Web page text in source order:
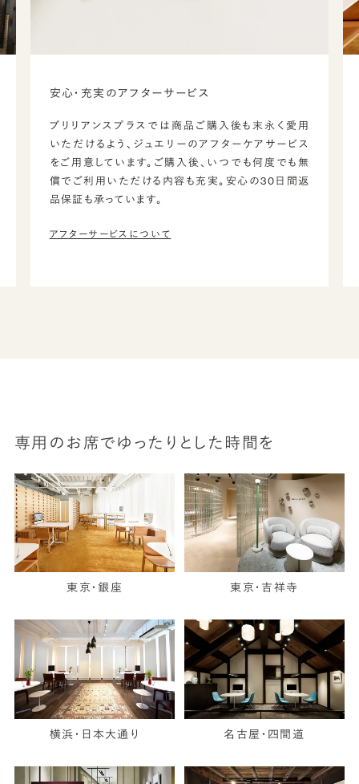
安心・充実のアフターサービス
ブリリアンスプラスでは商品ご購入後も末永く愛用
いただけるよう、ジュエリーのアフターケアサービス
をご用意しています。ご購入後、いつでも何度でも無
償でご利用いただける内容も充実。安心の30日間返
品保証も承っています。
アフターサービスについて
専用のお席でゆったりとした時間を
東京・銀座 東京・吉祥寺
横浜・日本大通り 名古屋・四間道